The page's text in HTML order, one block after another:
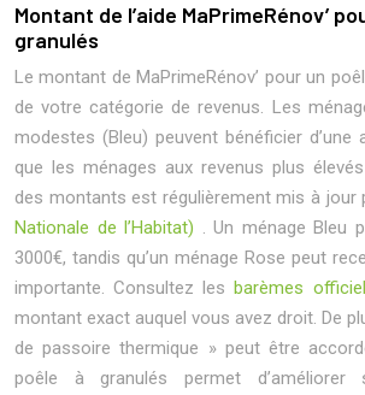
Montant de l’aide MaPrimeRénov’
granulés
Le montant de MaPrimeRénov’ pour un
de votre catégorie de revenus. Les
modestes (Bleu) peuvent bénéficier d’une
que les ménages aux revenus plus
des montants est régulièrement mis à jour
Nationale de l’Habitat) . Un ménage Bleu
3000€, tandis qu’un ménage Rose peut
importante. Consultez lesbarèmes
montant exact auquel vous avez droit. De
de passoire thermique » peut être
poêle à granulés permet d’améliorer